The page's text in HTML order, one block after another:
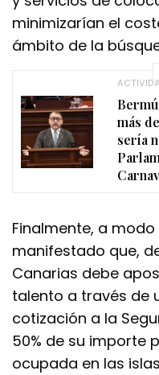
minimizarían el
ámbito de la
más
sería
Finalmente, a
manifestado que,
Canarias debe
talento a través de
cotización a la
50% de su importe
ocupada en las